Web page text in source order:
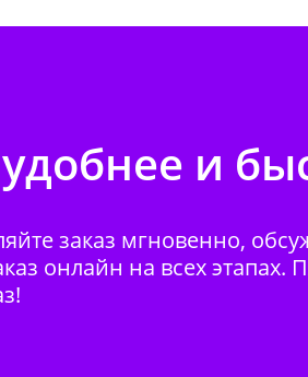
и
заказ мгновенно,
онлайн на всех этапах.